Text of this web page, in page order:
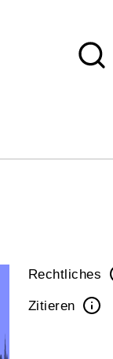
Rechtliches
Zitieren